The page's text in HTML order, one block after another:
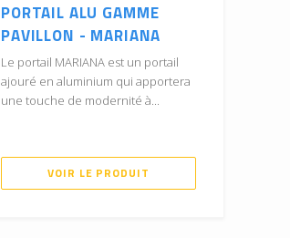
PORTAIL ALU GAMME
PAVILLON - MARIANA
Le portail MARIANA est un portail
ajouré en aluminium qui apportera
une touche de modernité à...
VOIR LE PRODUIT